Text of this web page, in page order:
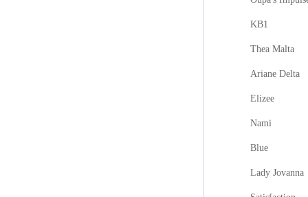
KB1
Thea Malta
Ariane Delta
Elizee
Nami
Blue
Lady Jovanna